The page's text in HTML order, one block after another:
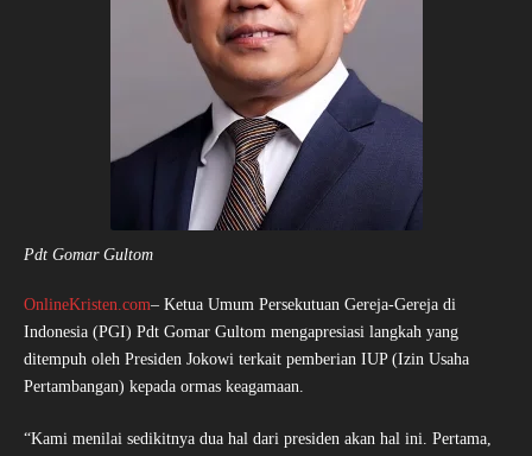
Pdt Gomar Gultom
OnlineKristen.com– Ketua Umum Persekutuan Gereja-Gereja di
Indonesia (PGI) Pdt Gomar Gultom mengapresiasi langkah yang
ditempuh oleh Presiden Jokowi terkait pemberian IUP (Izin Usaha
Pertambangan) kepada ormas keagamaan.
“Kami menilai sedikitnya dua hal dari presiden akan hal ini. Pertama,